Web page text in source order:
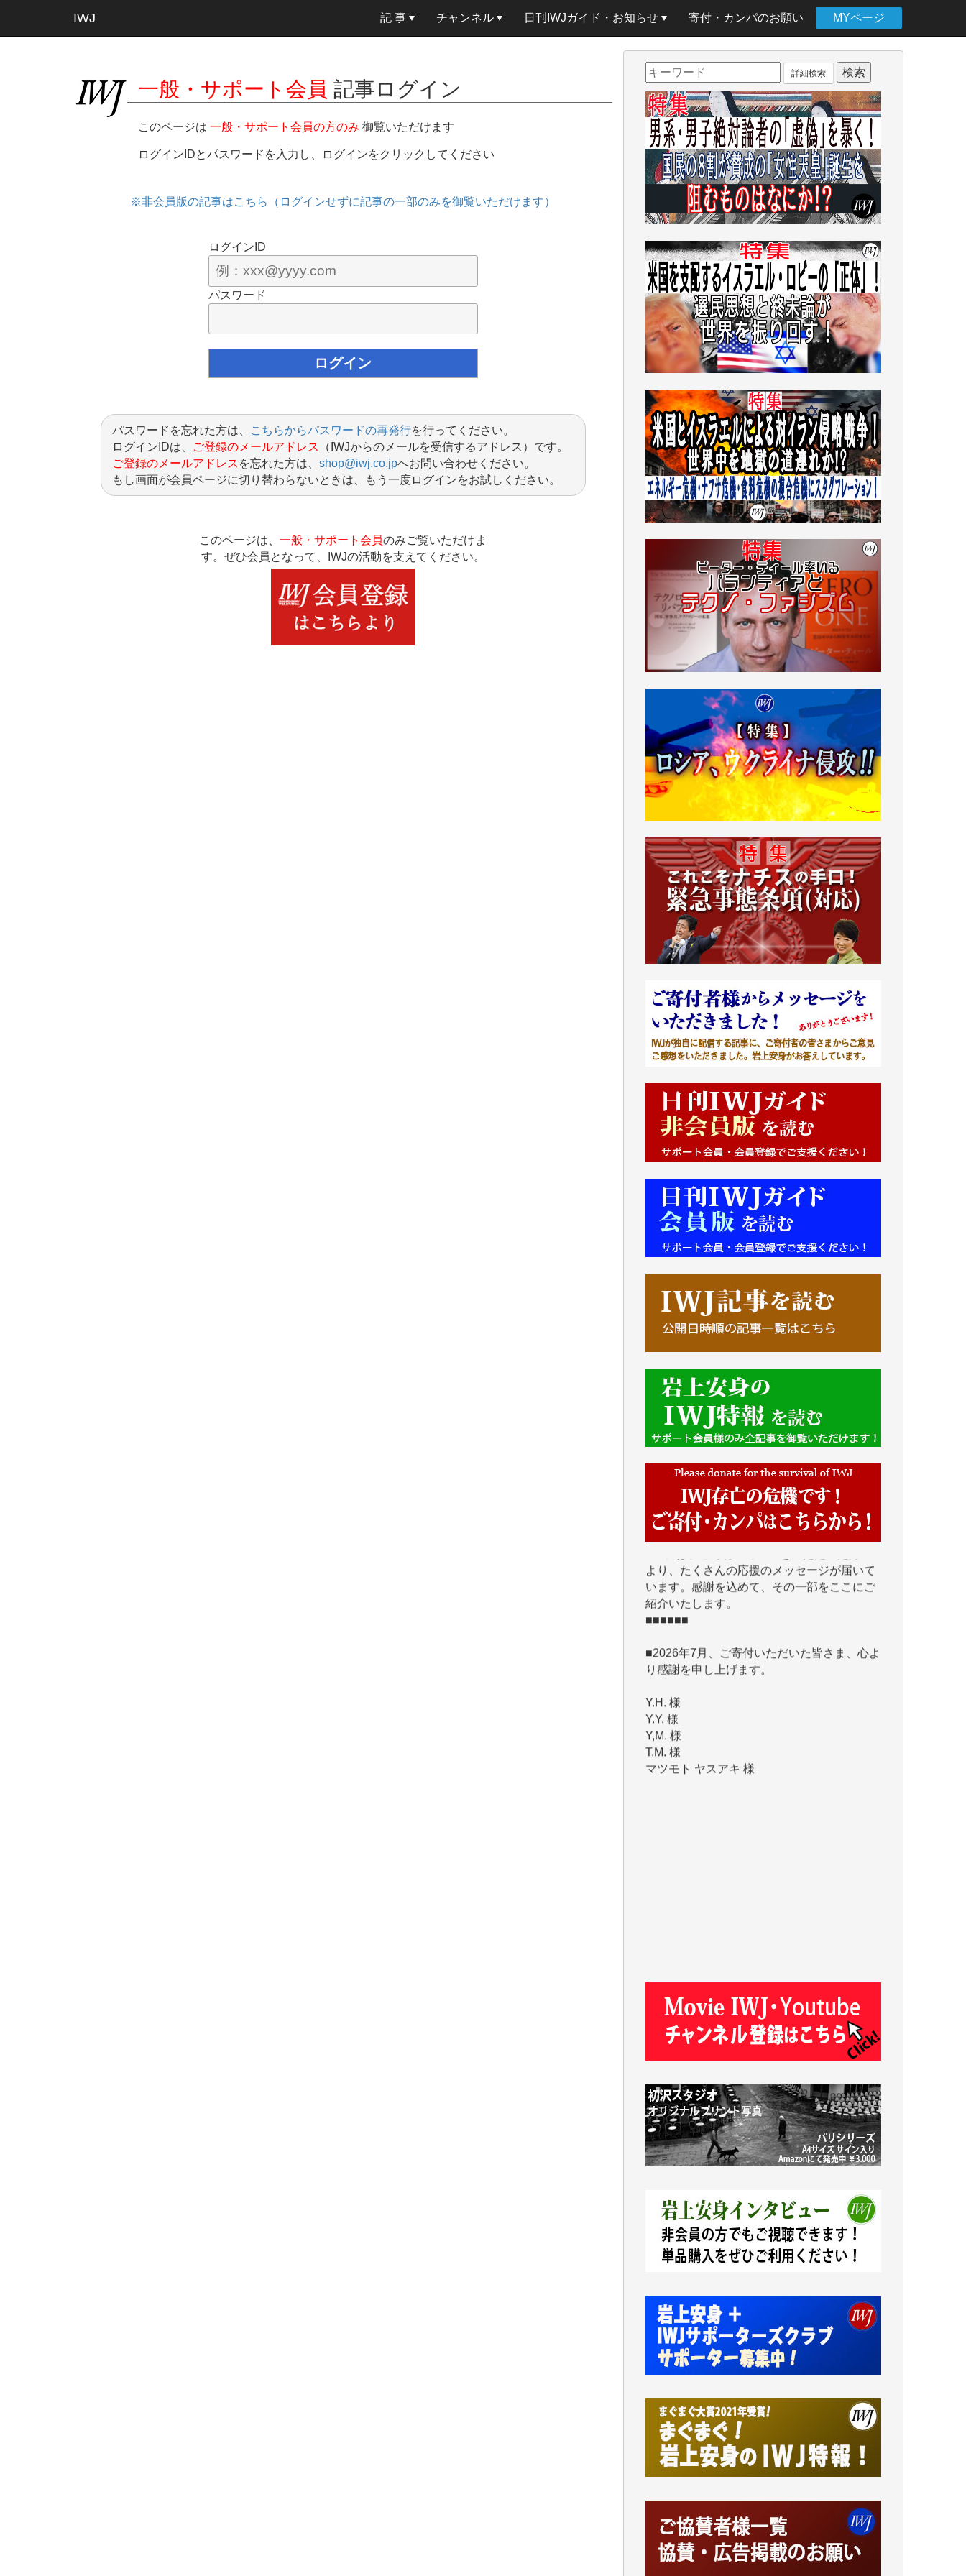
IWJ 記 事 チャンネル 日刊IWJガイド・お知らせ 寄付・カンパのお願い MYページ
一般・サポート会員 記事ログイン
このページは 一般・サポート会員の方のみ 御覧いただけます
ログインIDとパスワードを入力し、ログインをクリックしてください
※非会員版の記事はこちら（ログインせずに記事の一部のみを御覧いただけます）
ログインID
パスワード
パスワードを忘れた方は、 こちらからパスワードの再発行を行ってください。
ログインIDは、
ご登録のメールアドレス （IWJからのメールを受信するアドレス）です。
ご登録のメールアドレス を忘れた方は、 shop@iwj.co.jpへお問い合わせください。
もし画面が会員ページに切り替わらないときは、もう一度ログインをお試しください。
このページは、 一般・サポート会員のみご覧いただけま
す。ぜひ会員となって、IWJの活動を支えてください。
詳細検索
■■■■■■
IWJには、ご寄付・カンパをいただいた方々
紹介いたします。
■■■■■■
■2026年7月、ご寄付いただいた皆さま、心よ
Y.H. 様
Y,M. 様
T.M. 様
マツモト ヤスアキ 様
マシオン 恵美香 様
岩井 祐子 様
T.K. 様
ASAKO TAKAESU 様
マシオン恵美香 様
平野智生 様
徳山匡 様
金 盛起 様
塩川 晃平 様
松本益美 様
井出 隆太 様
及川昭男 様
藤田英之 様
藤岡比左志 様
井出 隆太 様
小池説夫 様
アオキカナメ 様
諸般の事情によりIWJ会費払えず今は非会員
です。市民側に立つ講演会にIWJのカメラマ
ンをよく拝見しております。コンテンツが失
われるのはあまりにもったいない。少しでも
お役立てください。（H.O.様）
今日、僅かですがカンパしました。（T.M.
様）
今日、僅かですがカンパしました。IWJの危
機を乗り切るには到底及ばない額ですが病気
パです。
かねてよりIWJが発してきた膨大な取材記事
や解説記事、そして各界の方々とのインタビ
ューは大袈裟ではなく、極めて重要な知的財
産だと思っています。